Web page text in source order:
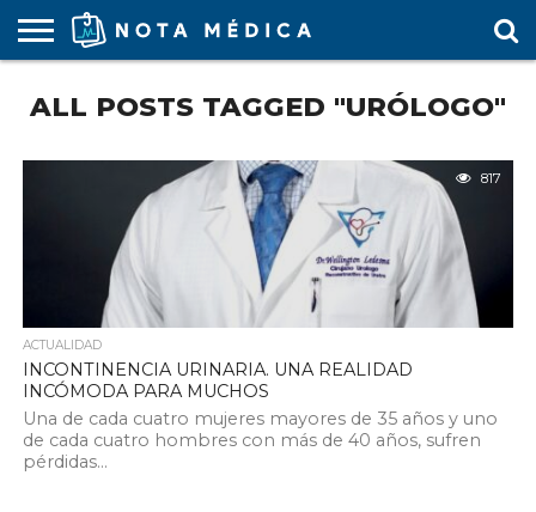
MÉDICA
ARS
ARTÍCULO
ACTUALIDAD
COLEGIO
MÉDICO
COVID-
19
EDUCACIÓN
MÉDICA
ESTUDIANTES
FARMACÉUTICAS
GUBERNAMENTAL
HOSPITALES
Y CLÍNICAS
MARKETING
MÉDICO
RESIDENTES
SALUD
LABORAL
SOCIEDADES
MÉDICAS
TURISMO
MÉDICO
VÍDEOS
ALL POSTS TAGGED "URÓLOGO"
817
ACTUALIDAD
INCONTINENCIA URINARIA. UNA REALIDAD
INCÓMODA PARA MUCHOS
Una de cada cuatro mujeres mayores de 35 años y uno
de cada cuatro hombres con más de 40 años, sufren
pérdidas...